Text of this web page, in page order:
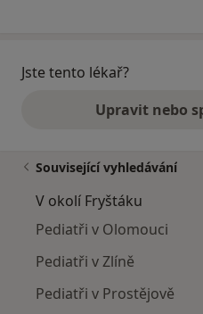
Jste tento lékař?
Upravit nebo
Související vyhledávání
V okolí Fryštáku
Pediatři v Olomouci
Pediatři v Zlíně
Pediatři v Prostějově